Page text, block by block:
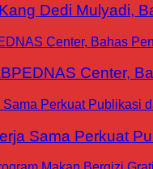
Dedi Mulyadi,
Center,
Sama Perkuat